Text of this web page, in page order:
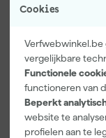
Cookies
Verfwebwinkel.be
vergelijkbare
Functionele
functioneren van
Beperkt
website te
profielen aan te
Makita P-
43583
Schuurschijf
Red - K180 -
125mm (10st)
Morgen
bezorgd